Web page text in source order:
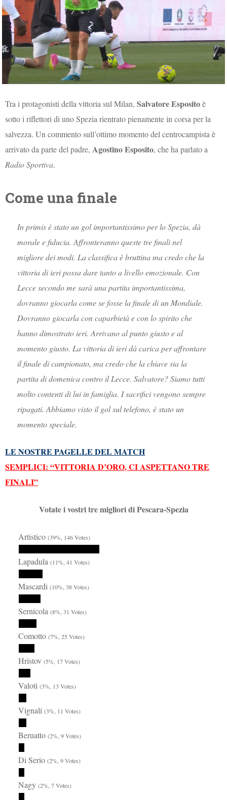
Tra i protagonisti della vittoria sul Milan,Salvatore Espositoè
sotto i riflettori di uno Spezia rientrato pienamente in corsa per la
salvezza. Un commento sull’ottimo momento del centrocampista è
arrivato da parte del padre, Agostino Esposito, che ha parlato a
Radio Sportiva.
Come una finale
In primis è stato un gol importantissimo per lo Spezia, dà
morale e fiducia. Affronteranno queste tre finali nel
migliore dei modi. La classifica è bruttina ma credo che la
vittoria di ieri possa dare tanto a livello emozionale. Con
Lecce secondo me sarà una partita importantissima,
dovranno giocarla come se fosse la finale di un Mondiale.
Dovranno giocarla con caparbietà e con lo spirito che
hanno dimostrato ieri. Arrivano al punto giusto e al
momento giusto. La vittoria di ieri dà carica per affrontare
il finale di campionato, ma credo che la chiave sia la
partita di domenica contro il Lecce. Salvatore? Siamo tutti
molto contenti di lui in famiglia. I sacrifici vengono sempre
ripagati. Abbiamo visto il gol sul telefono, è stato un
momento speciale.
LE NOSTRE PAGELLE DEL MATCH
SEMPLICI: “VITTORIA D’ORO, CI ASPETTANO TRE
FINALI”
Votate i vostri tre migliori di Pescara-Spezia
Artistico(39%, 146 Votes)
Lapadula(11%, 41 Votes)
Mascardi(10%, 38 Votes)
Sernicola(8%, 31 Votes)
Comotto(7%, 25 Votes)
Hristov(5%, 17 Votes)
Valoti(3%, 13 Votes)
Vignali(3%, 11 Votes)
Beruatto(2%, 9 Votes)
Di Serio(2%, 9 Votes)
Nagy(2%, 7 Votes)